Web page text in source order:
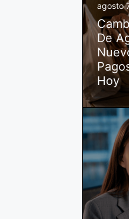
agosto
De
Hoy